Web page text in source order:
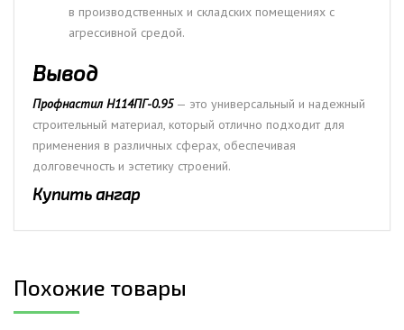
в производственных и складских помещениях с
агрессивной средой.
Вывод
Профнастил H114ПГ-0.95— это универсальный и надежный
строительный материал, который отлично подходит для
применения в различных сферах, обеспечивая
долговечность и эстетику строений.
Купить ангар
Похожие товары